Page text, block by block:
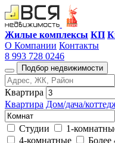
Жилые комплексы КП
О Компании Контакты
8 993 728 0246
Подбор недвижимости
Квартира
Квартира Дом/дача/
Студии 1-
4-комнатные
Более